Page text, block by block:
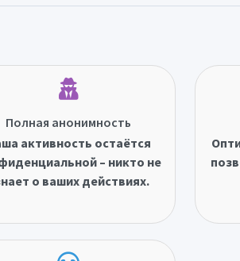
Полная анонимность
активность остаётся
– никто не
о ваших действиях.